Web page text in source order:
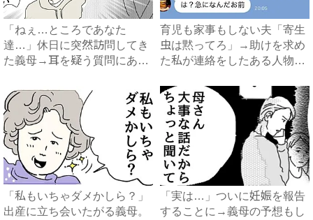
「ねぇ…ところであなた
達…」休日に突然訪問してき
た義母→耳を疑う質問にあ
育児も家事もしない夫「寄生
虫は黙ってろ」→助けを求め
た私が連絡をしたある人物と
「私もいちゃダメかしら？」
出産に立ち会いたがる義母。
「実は…」ついに妊娠を報告
することに→義母の予想もし